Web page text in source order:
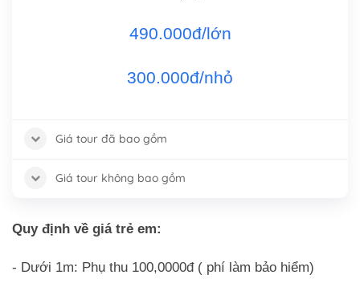
490.000đ/lớn
300.000đ/nhỏ
Giá tour đã bao gồm
Giá tour không bao gồm
Quy định về giá trẻ em:
- Dưới 1m: Phụ thu 100,0000đ ( phí làm bảo hiểm)